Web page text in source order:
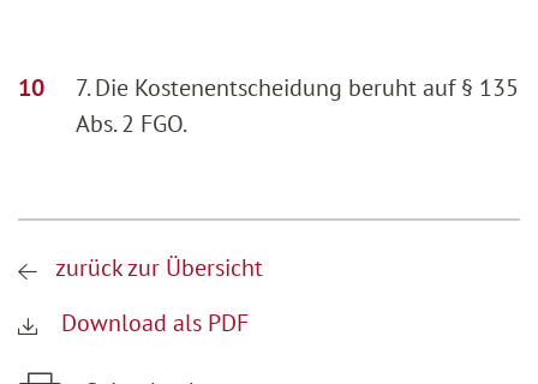
7. Die Kostenentscheidung beruht auf § 135
Abs. 2 FGO.
zurück zur Übersicht
Download als PDF